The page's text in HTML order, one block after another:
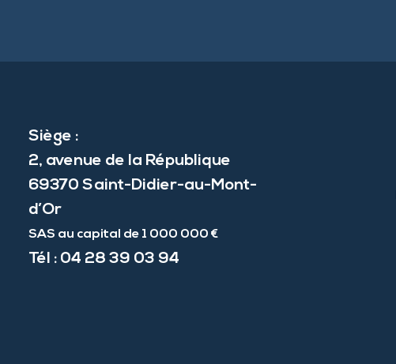
Siège :
2, avenue de la République
69370 Saint-Didier-au-Mont-
d’Or
SAS au capital de 1 000 000 €
Tél : 04 28 39 03 94